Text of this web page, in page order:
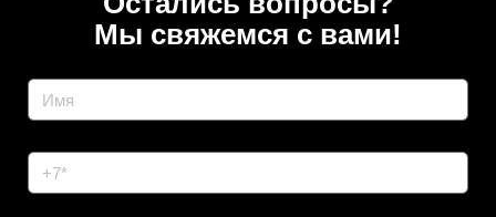
Мы свяжемся с вами!